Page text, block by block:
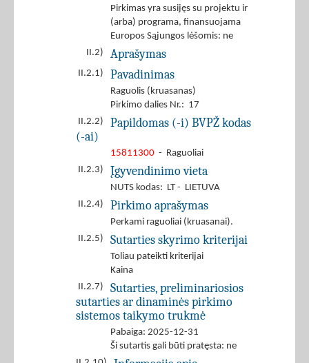
Pirkimas yra susijęs su projektu ir
(arba) programa, finansuojama
Europos Sąjungos lėšomis: ne
II.2)
Aprašymas
II.2.1) Pavadinimas
Raguolis (kruasanas)
Pirkimo dalies Nr.: 17
II.2.2)
Papildomas (-i) BVPŽ kodas
(-ai)
15811300 - Raguoliai
II.2.3)
Įgyvendinimo vieta
NUTS kodas: LT - LIETUVA
II.2.4)
Pirkimo aprašymas
Perkami raguoliai (kruasanai).
II.2.5)
Sutarties skyrimo kriterijai
Toliau pateikti kriterijai
Kaina
II.2.7)
Sutarties, preliminariosios
sutarties ar dinaminės pirkimo
sistemos taikymo trukmė
Pabaiga: 2025-12-31
Ši sutartis gali būti pratęsta: ne